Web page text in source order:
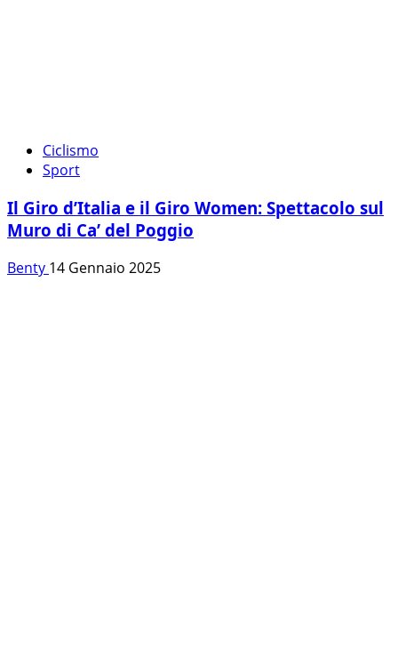
Ciclismo
Sport
Il Giro d’Italia e il Giro Women: Spettacolo sul
Muro di Ca’ del Poggio
Benty 14 Gennaio 2025